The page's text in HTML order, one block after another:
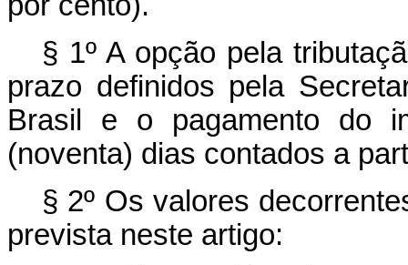
§ 1º A opção pela
prazo definidos pela
Brasil e o pagamento do
(noventa) dias contados a
§ 2º Os valores
prevista neste artigo: